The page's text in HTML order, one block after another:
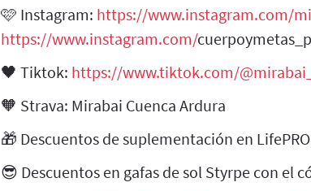
🩷 Instagram: https://www.instagram.com/
https://www.instagram.com/
🖤 Tiktok: https://www.tiktok.com/
🧡 Strava: Mirabai Cuenca Ardura
🎁 Descuentos de suplementación en
😎 Descuentos en gafas de sol Styrpe con el